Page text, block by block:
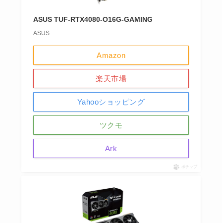
ASUS TUF-RTX4080-O16G-GAMING
ASUS
Amazon
楽天市場
Yahooショッピング
ツクモ
Ark
ポチップ